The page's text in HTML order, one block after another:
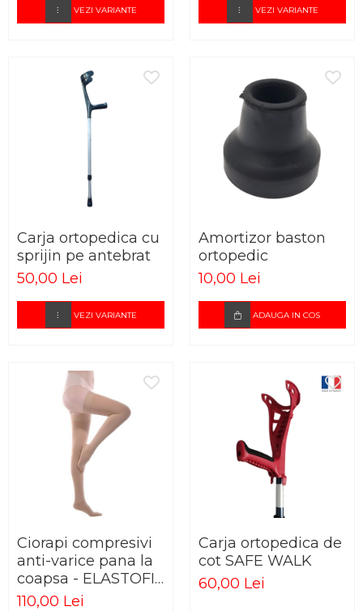
VEZI VARIANTE VEZI VARIANTE
Carja ortopedica cu
sprijin pe antebrat
50,00 Lei
VEZI VARIANTE
Amortizor baston
ortopedic
10,00 Lei
ADAUGA IN COS
Ciorapi compresivi
anti-varice pana la
coapsa - ELASTOFIT
AG
110,00 Lei
Carja ortopedica de
cot SAFE WALK
60,00 Lei